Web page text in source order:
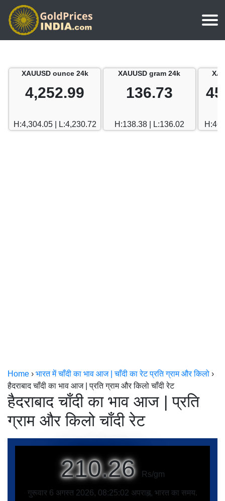
हैदराबाद
मुंबई
दुबई सोने का भाव
XAUUSD ounce 24k
4,252.99
H:4,304.05 | L:4,230.72
XAUUSD gram 24k
136.73
H:138.38 | L:136.02
Home › भारत में चाँदी का भाव आज | चाँदी का रेट प्रति ग्राम और किलो ›
हैदराबाद चाँदी का भाव आज | प्रति ग्राम और किलो चाँदी रेट
हैदराबाद चाँदी का भाव आज | प्रति
ग्राम और किलो चाँदी रेट
210.26 Rs/gm
गुरूवार 6 अगस्त 2026, 08:25:02 अपराह्न, भारत का समय.